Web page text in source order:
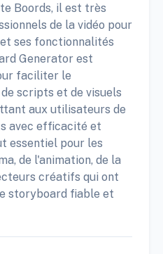
Boords, il est très
de la vidéo pour
ses fonctionnalités
Generator est
faciliter le
scripts et de visuels
aux utilisateurs de
avec efficacité et
essentiel pour les
de l'animation, de la
créatifs qui ont
storyboard fiable et